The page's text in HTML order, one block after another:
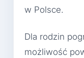
w Polsce.
Dla rodzin
możliwość